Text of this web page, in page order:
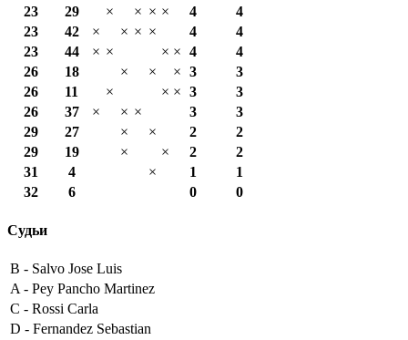
23
29 × × × × 4
4
23
42 × × × × 4
4
23
44 × × × × 4
4
26
18 × × × 3
3
26
11 × × × 3
3
26
37 × × × 3
3
29
27 × × 2
2
29
19 × × 2
2
31
4 × 1
1
32
6 0 0
Судьи
B - Salvo Jose Luis
A - Pey Pancho Martinez
C - Rossi Carla
D - Fernandez Sebastian